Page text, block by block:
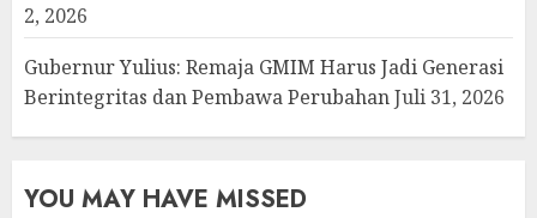
2, 2026
Gubernur Yulius: Remaja GMIM Harus Jadi Generasi
Berintegritas dan Pembawa PerubahanJuli 31, 2026
YOU MAY HAVE MISSED